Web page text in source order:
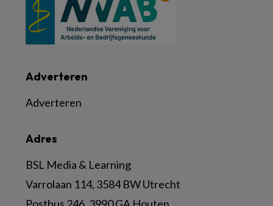
Adres
BSL Media & Learning
Varrolaan 114, 3584 BW Utrecht
Adverteren
Adverteren